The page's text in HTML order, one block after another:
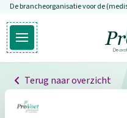
Overslaan en naar de
De brancheorganisatie voor de
Open hoofdmenu
Ga
Terug naar overzicht
Professionals